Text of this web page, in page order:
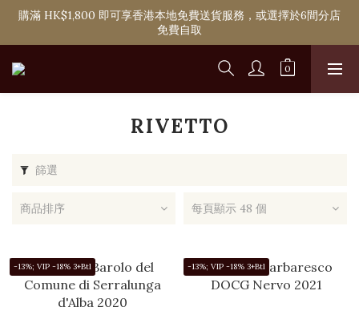
購滿 HK$1,800 即可享香港本地免費送貨服務，或選擇於6間分店
免費自取
購滿 HK$1,800 即可享香港本地免費送貨服務，或選擇於6間分店
免費自取
單次購物淨消費滿 HK$2,000 即可成為Ponti VIP
免費自取
RIVETTO
篩選
商品排序 每頁顯示 48 個
-13%; VIP -18% 3+Btl -13%; VIP -18% 3+Btl